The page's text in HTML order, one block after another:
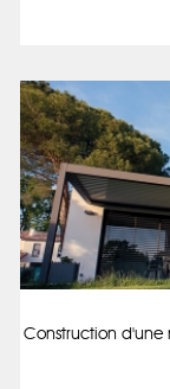
Construction